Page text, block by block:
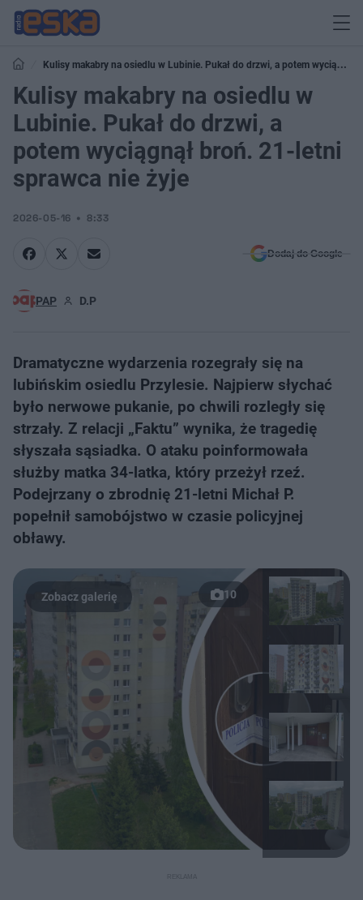
Kulisy makabry na osiedlu w Lubinie. Pukał do drzwi, a potem wyciągnął
broń. 21-letni sprawca nie żyje
Kulisy makabry na osiedlu w
Lubinie. Pukał do drzwi, a
potem wyciągnął broń. 21-letni
sprawca nie żyje
2026-05-16 8:33
Dodaj do Google
PAP D.P
Dramatyczne wydarzenia rozegrały się na
lubińskim osiedlu Przylesie. Najpierw słychać
było nerwowe pukanie, po chwili rozległy się
strzały. Z relacji „Faktu” wynika, że tragedię
słyszała sąsiadka. O ataku poinformowała
służby matka 34-latka, który przeżył rzeź.
Podejrzany o zbrodnię 21-letni Michał P.
popełnił samobójstwo w czasie policyjnej
obławy.
10